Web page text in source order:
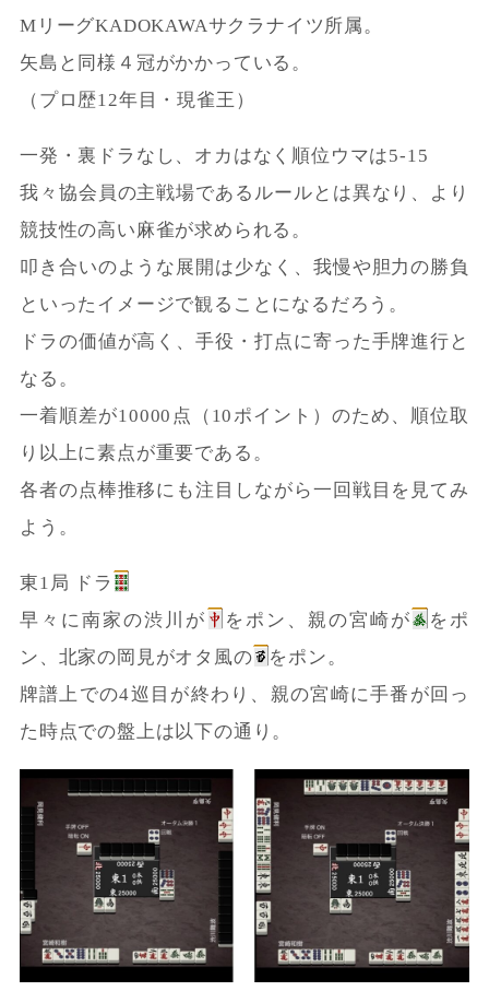
MリーグKADOKAWAサクラナイツ所属。
矢島と同様４冠がかかっている。
（プロ歴12年目・現雀王）
一発・裏ドラなし、オカはなく順位ウマは5-15
我々協会員の主戦場であるルールとは異なり、より
競技性の高い麻雀が求められる。
叩き合いのような展開は少なく、我慢や胆力の勝負
といったイメージで観ることになるだろう。
ドラの価値が高く、手役・打点に寄った手牌進行と
なる。
一着順差が10000点（10ポイント）のため、順位取
り以上に素点が重要である。
各者の点棒推移にも注目しながら一回戦目を見てみ
よう。
東1局 ドラ
早々に南家の渋川が
をポン、親の宮崎が
をポ
ン、北家の岡見がオタ風の
をポン。
牌譜上での4巡目が終わり、親の宮崎に手番が回っ
た時点での盤上は以下の通り。